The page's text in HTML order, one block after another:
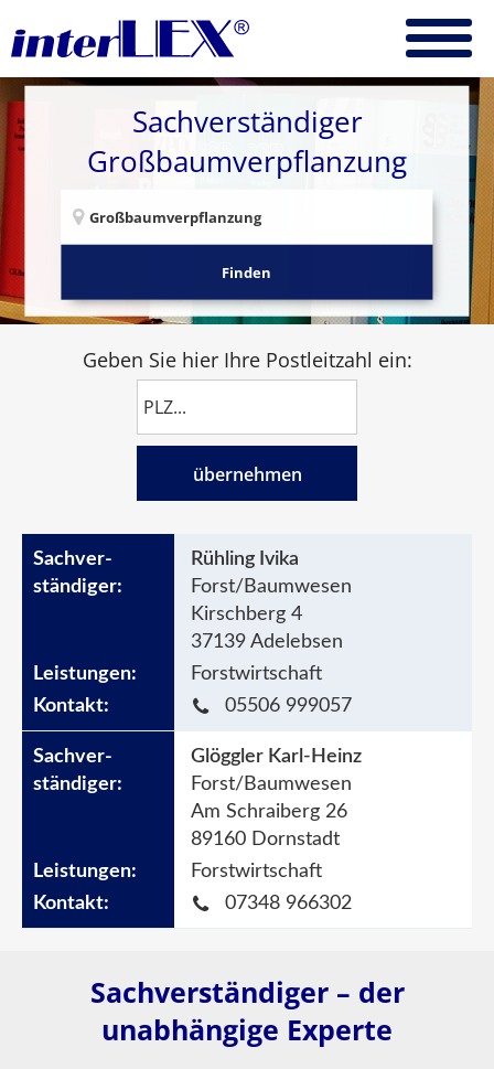
Sachverständiger
Großbaumverpflanzung
Finden
Geben Sie hier Ihre Postleitzahl ein:
übernehmen
Rühling Ivika
Forst/Baumwesen
Kirschberg 4
37139 Adelebsen
Forstwirtschaft
05506 999057
Glöggler Karl-Heinz
Forst/Baumwesen
Am Schraiberg 26
89160 Dornstadt
Forstwirtschaft
07348 966302
Sachverständiger – der
unabhängige Experte